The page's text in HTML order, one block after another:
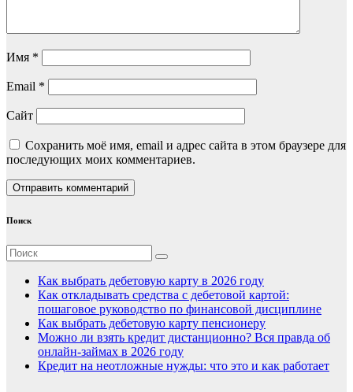
Имя *
Email *
Сайт
Сохранить моё имя, email и адрес сайта в этом браузере для
последующих моих комментариев.
Поиск
Как выбрать дебетовую карту в 2026 году
Как откладывать средства с дебетовой картой:
пошаговое руководство по финансовой дисциплине
Как выбрать дебетовую карту пенсионеру
Можно ли взять кредит дистанционно? Вся правда об
онлайн-займах в 2026 году
Кредит на неотложные нужды: что это и как работает